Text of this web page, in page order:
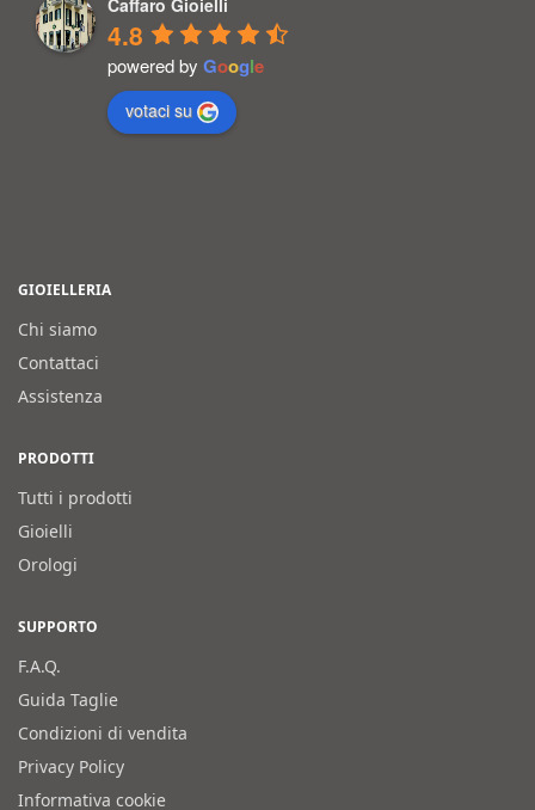
Caffaro Gioielli
4.8
powered by Google
votaci su
GIOIELLERIA
Chi siamo
Contattaci
Assistenza
PRODOTTI
Tutti i prodotti
Gioielli
Orologi
SUPPORTO
F.A.Q.
Guida Taglie
Condizioni di vendita
Privacy Policy
Informativa cookie